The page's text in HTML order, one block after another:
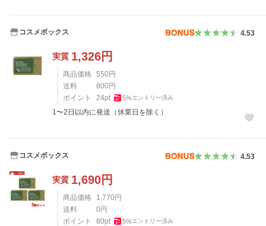
コスメボックス 4.53
実質 1,326円
商品価格 550円
送料
800円
ポイント
24pt 5%エントリー済み
1〜2日以内に発送（休業日を除く）
コスメボックス 4.53
実質 1,690円
商品価格 1,770円
送料
0円
ポイント
80pt 5%エントリー済み